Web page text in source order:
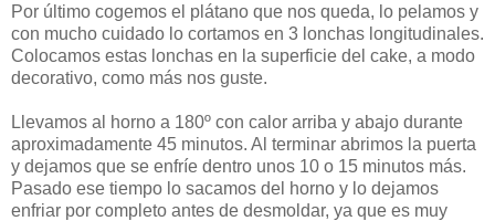
Por último cogemos el plátano que nos queda, lo pelamos y
con mucho cuidado lo cortamos en 3 lonchas longitudinales.
Colocamos estas lonchas en la superficie del cake, a modo
decorativo, como más nos guste.
Llevamos al horno a 180º con calor arriba y abajo durante
aproximadamente 45 minutos. Al terminar abrimos la puerta
y dejamos que se enfríe dentro unos 10 o 15 minutos más.
Pasado ese tiempo lo sacamos del horno y lo dejamos
enfriar por completo antes de desmoldar, ya que es muy